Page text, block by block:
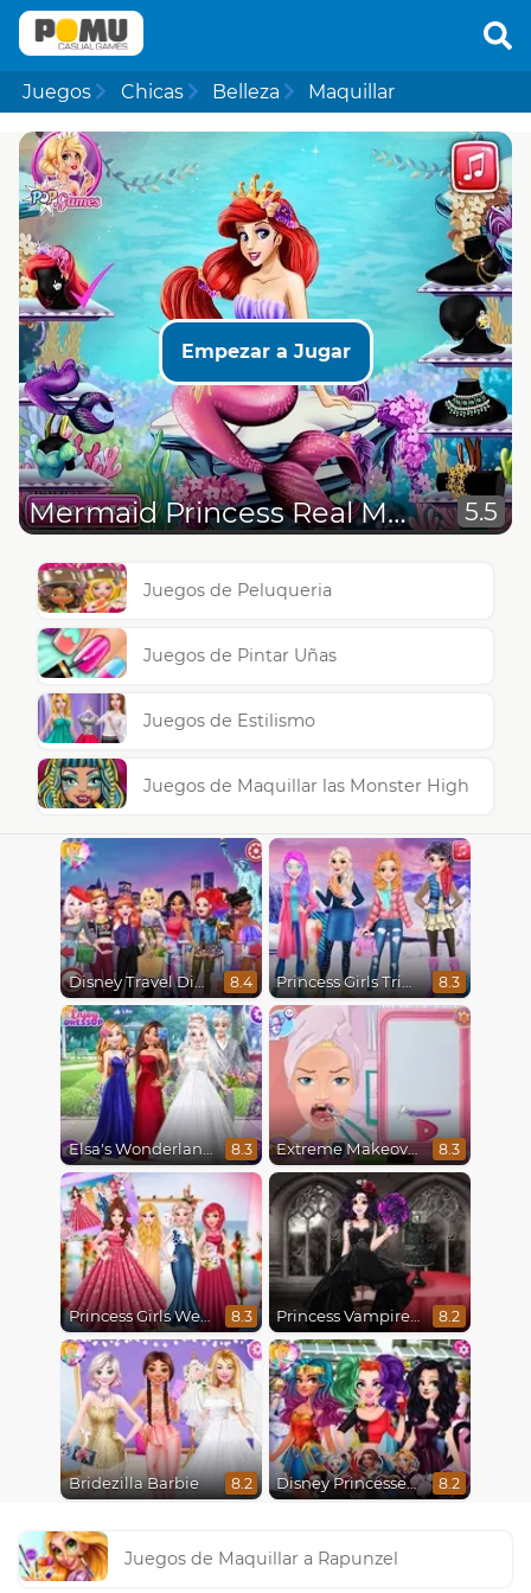
Juegos Chicas Belleza Maquillar
Empezar a Jugar
Mermaid Princess Real Makeover 5.5
Juegos de Peluqueria
Juegos de Pintar Uñas
Juegos de Estilismo
Juegos de Maquillar las Monster High
Disney Travel Diaries: City Break 8.4 Princess Girls Trip To Aspen 8.3
Elsa's Wonderland Wedding 8.3 Extreme Makeover 8.3
Princess Girls Wedding Trip 8.3 Princess Vampire Wedding Makeover 8.2
Bridezilla Barbie 8.2 Disney Princesses Comicon Cosplay 8.2
Juegos de Maquillar a Rapunzel